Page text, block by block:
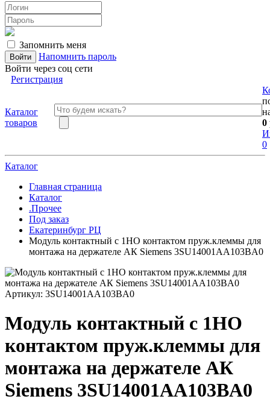
Запомнить меня
Напомнить пароль
Войти через соц сети
Регистрация
Каталог
товаров
0
0
Каталог
Главная страница
Каталог
.Прочее
Под заказ
Екатеринбург РЦ
Модуль контактный с 1НО контактом пруж.клеммы для
монтажа на держателе АК Siemens 3SU14001AA103BA0
Артикул: 3SU14001AA103BA0
Модуль контактный с 1НО
контактом пруж.клеммы для
монтажа на держателе АК
Siemens 3SU14001AA103BA0